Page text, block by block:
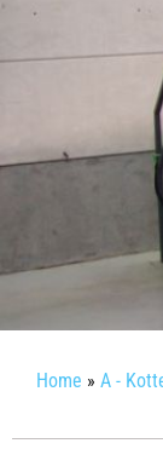
Home » A -